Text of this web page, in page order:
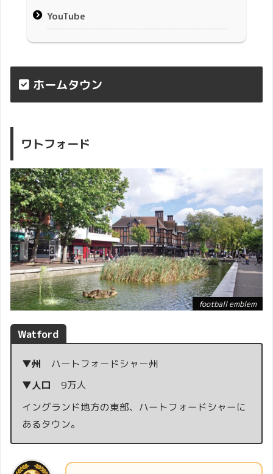
YouTube
ホームタウン
ワトフォード
football emblem
Watford
▼州 ハートフォードシャー州
▼人口 9万人
イングランド地方の東部、ハートフォードシャーに
あるタウン。